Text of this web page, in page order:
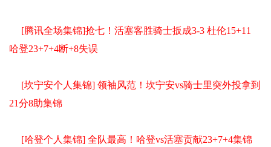
[腾讯全场集锦]抢七！活塞客胜骑士扳成3-3 杜伦15+11
哈登23+7+4断+8失误
[坎宁安个人集锦] 领袖风范！坎宁安vs骑士里突外投拿到
21分8助集锦
[哈登个人集锦] 全队最高！哈登vs活塞贡献23+7+4集锦